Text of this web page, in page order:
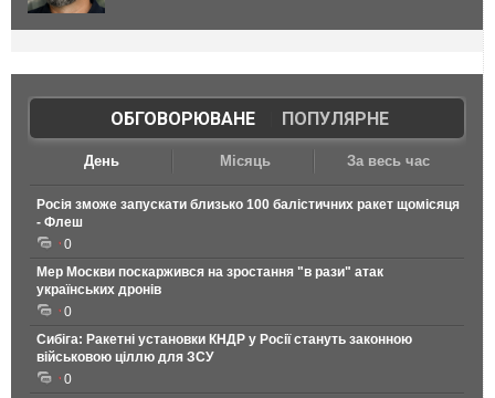
ОБГОВОРЮВАНЕ| ПОПУЛЯРНЕ
День Місяць За весь час
Росія зможе запускати близько 100 балістичних ракет щомісяця
- Флеш
0
Мер Москви поскаржився на зростання "в рази" атак
українських дронів
0
Сибіга: Ракетні установки КНДР у Росії стануть законною
військовою ціллю для ЗСУ
0